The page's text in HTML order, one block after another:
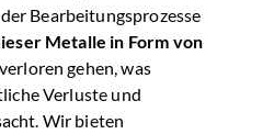
Bearbeitungsprozesse
Metalle in Form von
gehen, was
Verluste und
Wir bieten